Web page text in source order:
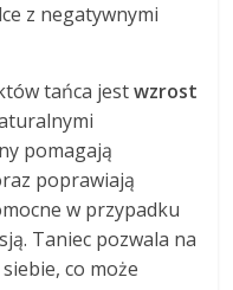
z negatywnymi
tańca jestwzrost
pomagają
poprawiają
w przypadku
Taniec pozwala na
co może